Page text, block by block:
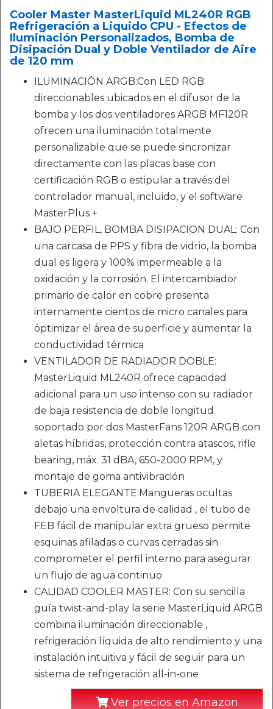
Cooler Master MasterLiquid ML240R RGB
Refrigeración a Liquido CPU - Efectos de
Iluminación Personalizados, Bomba de
Disipación Dual y Doble Ventilador de Aire
de 120 mm
ILUMINACIÓN ARGB:Con LED RGB
direccionables ubicados en el difusor de la
bomba y los dos ventiladores ARGB MF120R
ofrecen una iluminación totalmente
personalizable que se puede sincronizar
directamente con las placas base con
certificación RGB o estipular a través del
controlador manual, incluido, y el software
MasterPlus +
BAJO PERFIL, BOMBA DISIPACION DUAL: Con
una carcasa de PPS y fibra de vidrio, la bomba
dual es ligera y 100% impermeable a la
oxidación y la corrosión. El intercambiador
primario de calor en cobre presenta
internamente cientos de micro canales para
óptimizar el área de superficie y aumentar la
conductividad térmica
VENTILADOR DE RADIADOR DOBLE:
MasterLiquid ML240R ofrece capacidad
adicional para un uso intenso con su radiador
de baja resistencia de doble longitud
soportado por dos MasterFans 120R ARGB con
aletas híbridas, protección contra atascos, rifle
bearing, máx. 31 dBA, 650-2000 RPM, y
montaje de goma antivibración
TUBERIA ELEGANTE:Mangueras ocultas
debajo una envoltura de calidad , el tubo de
FEB fácil de manipular extra grueso permite
esquinas afiladas o curvas cerradas sin
comprometer el perfil interno para asegurar
un flujo de agua continuo
CALIDAD COOLER MASTER: Con su sencilla
guía twist-and-play la serie MasterLiquid ARGB
combina iluminación direccionable ,
refrigeración líquida de alto rendimiento y una
instalación intuitiva y fácil de seguir para un
sistema de refrigeración all-in-one
Ver precios en Amazon